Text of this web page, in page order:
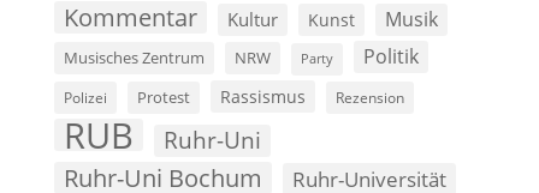
Kommentar Kultur Kunst Musik
Musisches Zentrum NRW Party Politik
Polizei Protest Rassismus Rezension
RUB Ruhr-Uni
Ruhr-Uni Bochum Ruhr-Universität